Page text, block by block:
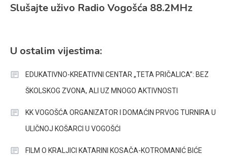
Slušajte uživo Radio Vogošća 88.2MHz
U ostalim vijestima:
EDUKATIVNO-KREATIVNI CENTAR „TETA PRIČALICA”: BEZ
ŠKOLSKOG ZVONA, ALI UZ MNOGO AKTIVNOSTI
KK VOGOŠĆA ORGANIZATOR I DOMAĆIN PRVOG TURNIRA U
ULIČNOJ KOŠARCI U VOGOŠĆI
FILM O KRALJICI KATARINI KOSAČA-KOTROMANIĆ BIĆE